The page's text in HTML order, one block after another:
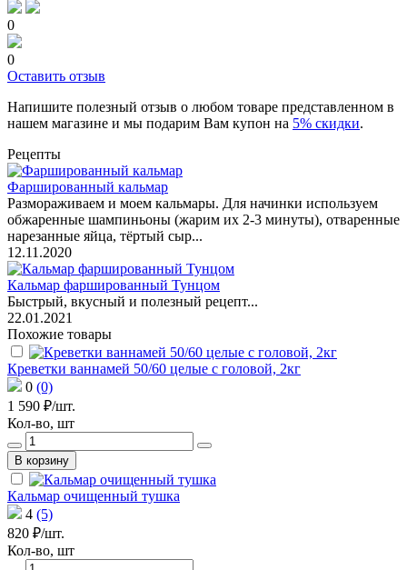
0
0
Оставить отзыв
Напишите полезный отзыв о любом товаре представленном в
нашем магазине и мы подарим Вам купон на 5% скидки.
Рецепты
Фаршированный кальмар
Размораживаем и моем кальмары. Для начинки используем
обжаренные шампиньоны (жарим их 2-3 минуты), отваренные
нарезанные яйца, тёртый сыр...
12.11.2020
Кальмар фаршированный Тунцом
Быстрый, вкусный и полезный рецепт...
22.01.2021
Похожие товары
Креветки ваннамей 50/60 целые с головой, 2кг
0 (0)
1 590 ₽/шт.
Кол-во, шт
В корзину
Кальмар очищенный тушка
4 (5)
820 ₽/шт.
Кол-во, шт